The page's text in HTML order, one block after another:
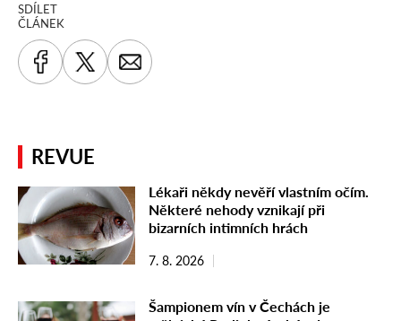
SDÍLET
ČLÁNEK
REVUE
Lékaři někdy nevěří vlastním očím.
Některé nehody vznikají při
bizarních intimních hrách
7. 8. 2026
Šampionem vín v Čechách je